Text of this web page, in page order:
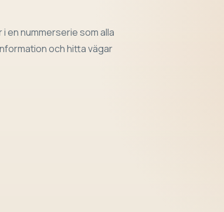
en nummerserie som alla
och hitta vägar